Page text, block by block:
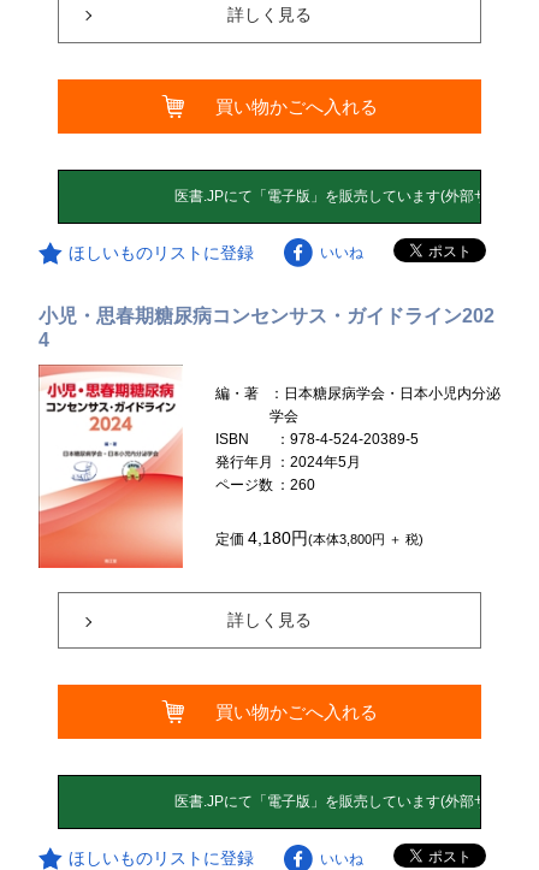
詳しく見る
買い物かごへ入れる
ほしいものリストに登録 いいね
小児・思春期糖尿病コンセンサス・ガイドライン202
4
編・著
：日本糖尿病学会・日本小児内分泌
学会
ISBN
：978-4-524-20389-5
発行年月
：2024年5月
ページ数 ：260
定価4,180円(本体3,800円 ＋ 税)
詳しく見る
買い物かごへ入れる
ほしいものリストに登録 いいね